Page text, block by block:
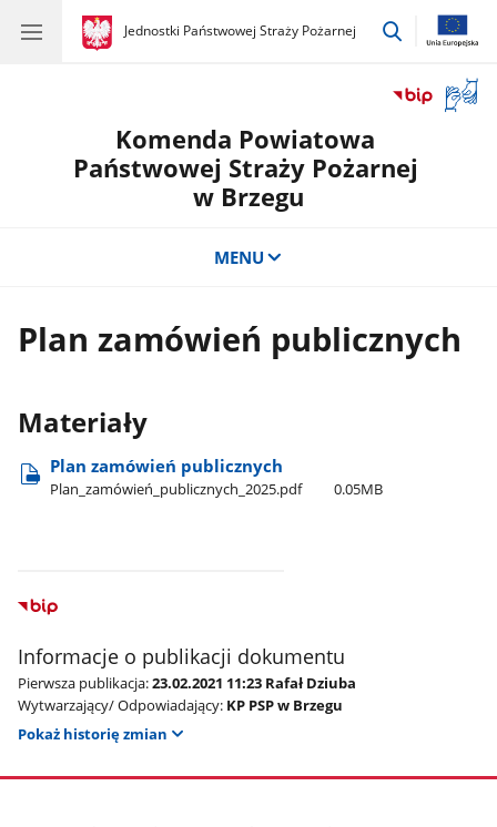
gov.pl
Jednostki Państwowej Straży Pożarnej
gov.pl
Jednostki
przejdź
okno
Komenda Powiatowa
Państwowej Straży Pożarnej
w Brzegu
MENU
Plan zamówień publicznych
Materiały
Plan zamówień publicznych
Plan​_zamówień​_publicznych​_2025.pdf 0.05MB
Informacje o publikacji dokumentu
Pierwsza publikacja:23.02.2021 11:23 Rafał Dziuba
Wytwarzający/ Odpowiadający: KP PSP w Brzegu
Pokaż historię zmian